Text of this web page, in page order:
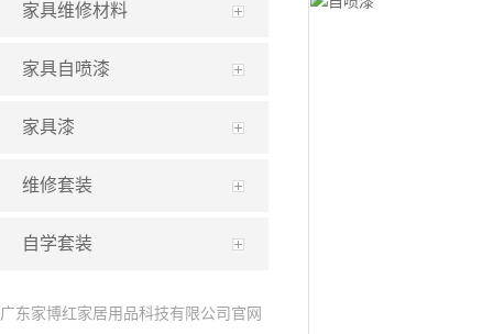
家具维修材料
家具自喷漆
家具漆
维修套装
自学套装
广东家博红家居用品科技有限公司官网